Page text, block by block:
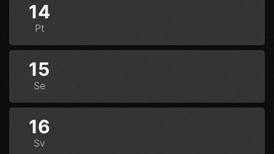
14
Pt
15
Se
16
Sv